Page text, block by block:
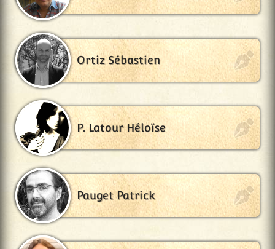
Ortiz Sébastien
P. Latour Héloïse
Pauget Patrick